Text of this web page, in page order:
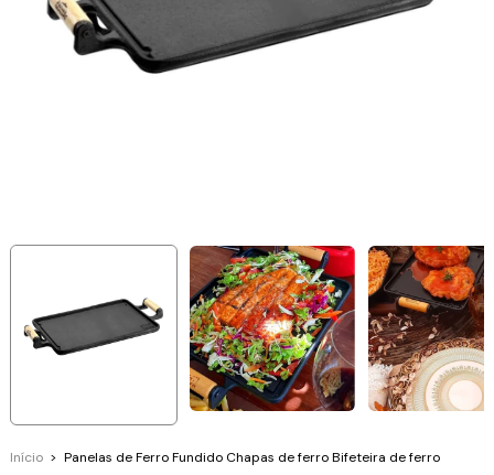
Início > Panelas de Ferro Fundido Chapas de ferro Bifeteira de ferro